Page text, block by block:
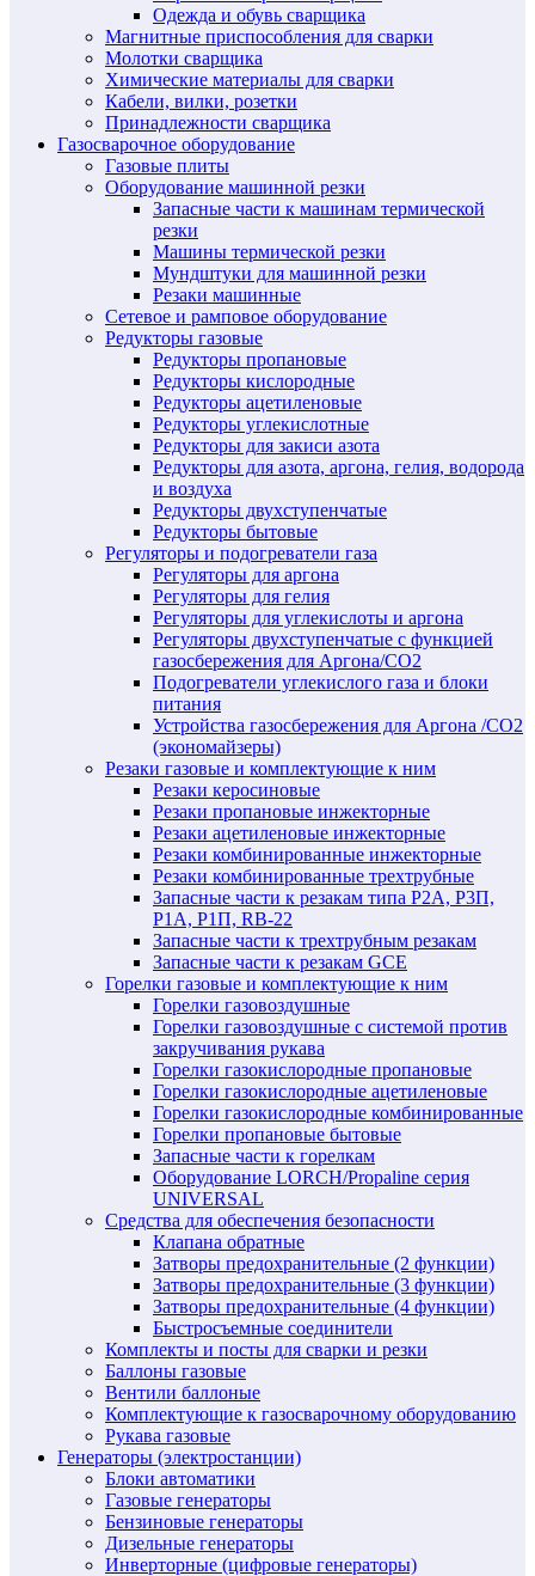
Одежда и обувь сварщика
Магнитные приспособления для сварки
Молотки сварщика
Химические материалы для сварки
Кабели, вилки, розетки
Принадлежности сварщика
Газосварочное оборудование
Газовые плиты
Оборудование машинной резки
Запасные части к машинам термической
резки
Машины термической резки
Мундштуки для машинной резки
Резаки машинные
Сетевое и рамповое оборудование
Редукторы газовые
Редукторы пропановые
Редукторы кислородные
Редукторы ацетиленовые
Редукторы углекислотные
Редукторы для закиси азота
Редукторы для азота, аргона, гелия, водорода
и воздуха
Редукторы двухступенчатые
Редукторы бытовые
Регуляторы и подогреватели газа
Регуляторы для аргона
Регуляторы для гелия
Регуляторы для углекислоты и аргона
Регуляторы двухступенчатые c функцией
газосбережения для Аргона/СО2
Подогреватели углекислого газа и блоки
питания
Устройства газосбережения для Аргона /СО2
(экономайзеры)
Резаки газовые и комплектующие к ним
Резаки керосиновые
Резаки пропановые инжекторные
Резаки ацетиленовые инжекторные
Резаки комбинированные инжекторные
Резаки комбинированные трехтрубные
Запасные части к резакам типа Р2А, Р3П,
Р1А, Р1П, RB-22
Запасные части к трехтрубным резакам
Запасные части к резакам GCE
Горелки газовые и комплектующие к ним
Горелки газовоздушные
Горелки газовоздушные с системой против
закручивания рукава
Горелки газокислородные пропановые
Горелки газокислородные ацетиленовые
Горелки газокислородные комбинированные
Горелки пропановые бытовые
Запасные части к горелкам
Оборудование LORCH/Propaline серия
UNIVERSAL
Средства для обеспечения безопасности
Клапана обратные
Затворы предохранительные (2 функции)
Затворы предохранительные (3 функции)
Затворы предохранительные (4 функции)
Быстросъемные соединители
Комплекты и посты для сварки и резки
Баллоны газовые
Вентили баллоные
Комплектующие к газосварочному оборудованию
Рукава газовые
Генераторы (электростанции)
Блоки автоматики
Газовые генераторы
Бензиновые генераторы
Дизельные генераторы
Инверторные (цифровые генераторы)